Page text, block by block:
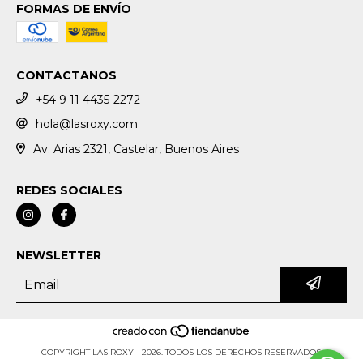
FORMAS DE ENVÍO
CONTACTANOS
+54 9 11 4435-2272
hola@lasroxy.com
Av. Arias 2321, Castelar, Buenos Aires
REDES SOCIALES
NEWSLETTER
COPYRIGHT LAS ROXY - 2026. TODOS LOS DERECHOS RESERVADOS.